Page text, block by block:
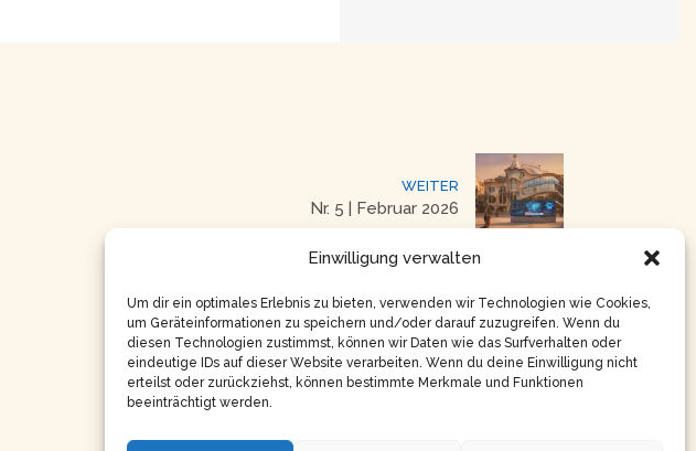
Einwilligung verwalten
Um dir ein optimales Erlebnis zu bieten, verwenden wir Technologien wie Cookies,
um Geräteinformationen zu speichern und/oder darauf zuzugreifen. Wenn du
diesen Technologien zustimmst, können wir Daten wie das Surfverhalten oder
eindeutige IDs auf dieser Website verarbeiten. Wenn du deine Einwilligung nicht
erteilst oder zurückziehst, können bestimmte Merkmale und Funktionen
beeinträchtigt werden.
WEITER
Nr. 5 | Februar 2026